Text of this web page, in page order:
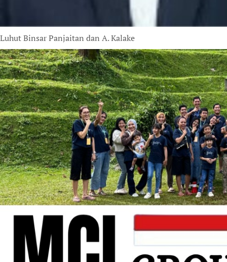
Luhut Binsar Panjaitan dan A. Kalake